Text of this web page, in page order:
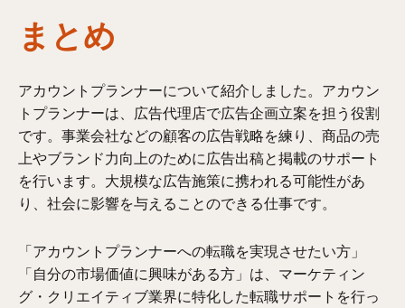
まとめ
アカウントプランナーについて紹介しました。アカウン
トプランナーは、広告代理店で広告企画立案を担う役割
です。事業会社などの顧客の広告戦略を練り、商品の売
上やブランド力向上のために広告出稿と掲載のサポート
を行います。大規模な広告施策に携われる可能性があ
り、社会に影響を与えることのできる仕事です。
「アカウントプランナーへの転職を実現させたい方」
「自分の市場価値に興味がある方」は、マーケティン
グ・クリエイティブ業界に特化した転職サポートを行っ